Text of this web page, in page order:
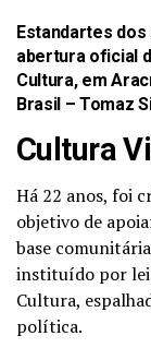
Estandartes
abertura oficial
Cultura, em
Brasil –Tomaz
Cultura
Há 22 anos, foi
objetivo de
base
instituído por lei
Cultura,
política.